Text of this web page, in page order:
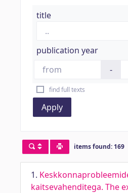
title
publication year
-
find full texts
Apply
items found: 169
1.
kaitsevahenditega. The